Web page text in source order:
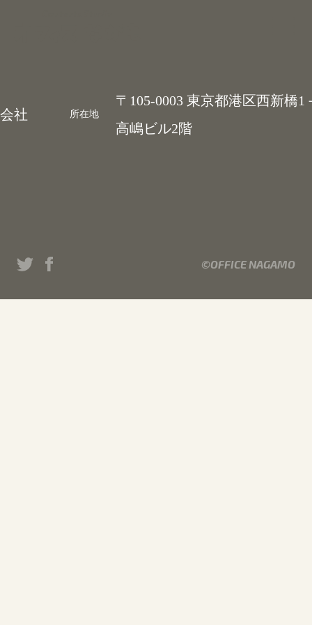
社 所在地
〒105-0003 東京都港区西新橋
高嶋ビル2階
©OFFICE NAGAMO